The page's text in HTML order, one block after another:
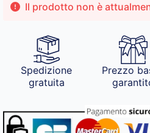
Il prodotto non è
Spedizione
gratuita
Prezzo